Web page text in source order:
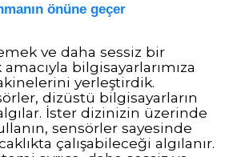
önüne geçer
ve daha sessiz bir
bilgisayarlarımıza
yerleştirdik.
dizüstü bilgisayarların
İster dizinizin üzerinde
sensörler sayesinde
çalışabileceği algılanır.